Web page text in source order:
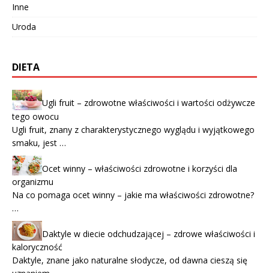
Inne
Uroda
DIETA
Ugli fruit – zdrowotne właściwości i wartości odżywcze
tego owocu
Ugli fruit, znany z charakterystycznego wyglądu i wyjątkowego
smaku, jest …
Ocet winny – właściwości zdrowotne i korzyści dla
organizmu
Na co pomaga ocet winny – jakie ma właściwości zdrowotne?
…
Daktyle w diecie odchudzającej – zdrowe właściwości i
kaloryczność
Daktyle, znane jako naturalne słodycze, od dawna cieszą się